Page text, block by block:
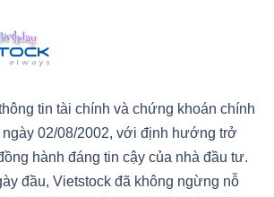
tin tài chính và chứng khoán chính
02/08/2002, với định hướng trở
hành đáng tin cậy của nhà đầu tư.
đầu, Vietstock đã không ngừng nỗ